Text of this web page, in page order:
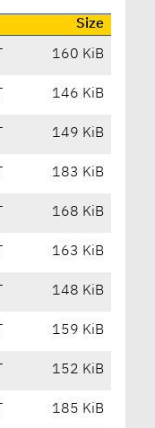
Size
160 KiB
146 KiB
149 KiB
183 KiB
168 KiB
163 KiB
148 KiB
159 KiB
152 KiB
185 KiB